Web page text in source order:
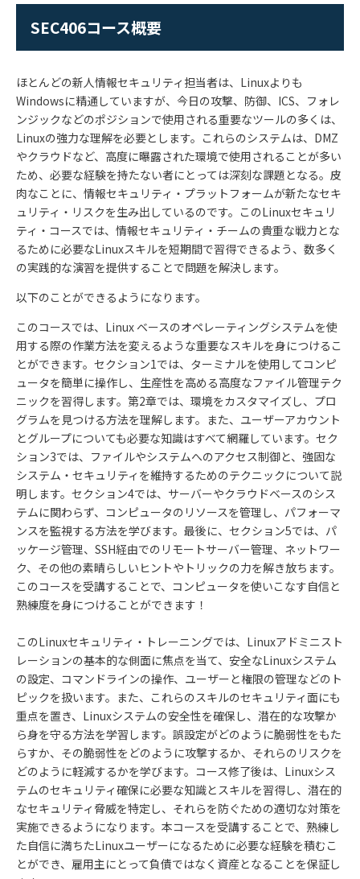
SEC406コース概要
ほとんどの新人情報セキュリティ担当者は、Linuxよりも
Windowsに精通していますが、今日の攻撃、防御、ICS、フォレ
ンジックなどのポジションで使用される重要なツールの多くは、
Linuxの強力な理解を必要とします。これらのシステムは、DMZ
やクラウドなど、高度に曝露された環境で使用されることが多い
ため、必要な経験を持たない者にとっては深刻な課題となる。皮
肉なことに、情報セキュリティ・プラットフォームが新たなセキ
ュリティ・リスクを生み出しているのです。このLinuxセキュリ
ティ・コースでは、情報セキュリティ・チームの貴重な戦力とな
るために必要なLinuxスキルを短期間で習得できるよう、数多く
の実践的な演習を提供することで問題を解決します。
以下のことができるようになります。
このコースでは、Linux ベースのオペレーティングシステムを使
用する際の作業方法を変えるような重要なスキルを身につけるこ
とができます。セクション1では、ターミナルを使用してコンピ
ュータを簡単に操作し、生産性を高める高度なファイル管理テク
ニックを習得します。第2章では、環境をカスタマイズし、プロ
グラムを見つける方法を理解します。また、ユーザーアカウント
とグループについても必要な知識はすべて網羅しています。セク
ション3では、ファイルやシステムへのアクセス制御と、強固な
システム・セキュリティを維持するためのテクニックについて説
明します。セクション4では、サーバーやクラウドベースのシス
テムに関わらず、コンピュータのリソースを管理し、パフォーマ
ンスを監視する方法を学びます。最後に、セクション5では、パ
ッケージ管理、SSH経由でのリモートサーバー管理、ネットワー
ク、その他の素晴らしいヒントやトリックの力を解き放ちます。
このコースを受講することで、コンピュータを使いこなす自信と
熟練度を身につけることができます！
このLinuxセキュリティ・トレーニングでは、Linuxアドミニスト
レーションの基本的な側面に焦点を当て、安全なLinuxシステム
の設定、コマンドラインの操作、ユーザーと権限の管理などのト
ピックを扱います。また、これらのスキルのセキュリティ面にも
重点を置き、Linuxシステムの安全性を確保し、潜在的な攻撃か
ら身を守る方法を学習します。誤設定がどのように脆弱性をもた
らすか、その脆弱性をどのように攻撃するか、それらのリスクを
どのように軽減するかを学びます。コース修了後は、Linuxシス
テムのセキュリティ確保に必要な知識とスキルを習得し、潜在的
なセキュリティ脅威を特定し、それらを防ぐための適切な対策を
実施できるようになります。本コースを受講することで、熟練し
た自信に満ちたLinuxユーザーになるために必要な経験を積むこ
とができ、雇用主にとって負債ではなく資産となることを保証し